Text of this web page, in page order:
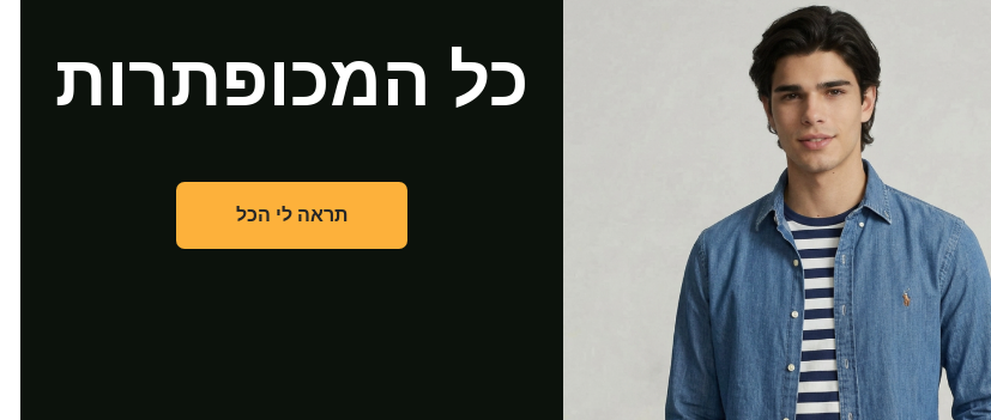
כל המכופתרות
תראה לי הכל